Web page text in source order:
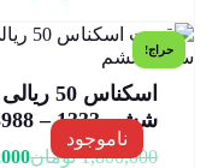
حراج!
ناموجود
ششم 1333 – 34/483988
1,800,000 تومان